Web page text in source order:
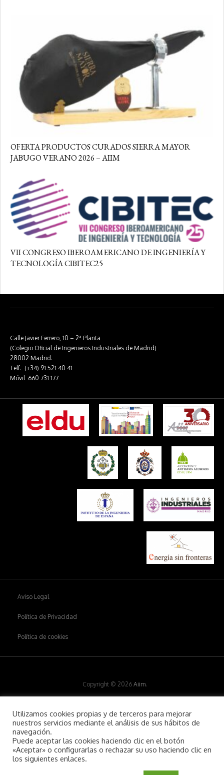
OFERTA PRODUCTOS CURADOS SIERRA MAYOR
JABUGO VERANO 2026 – AIIM
VII CONGRESO IBEROAMERICANO DE INGENIERÍA Y
TECNOLOGÍA CIBITEC25
Calle Javier Ferrero, 10 – 2ª Planta
(Colegio Oficial de Ingenieros Industriales de Madrid)
28002 Madrid.
Telf.: (+34) 91 521 40 41
Móvil: 660 731 177
Aviso Legal
Política de Privacidad
Política de cookies
Copyright © 2026 Aiim.
Utilizamos cookies propias y de terceros para mejorar
nuestros servicios mediante el análisis de sus hábitos de
navegación.
Puede aceptar las cookies haciendo clic en el botón
«Aceptar» o configurarlas o rechazar su uso haciendo clic en
los siguientes enlaces.